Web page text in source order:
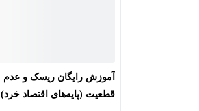
آموزش رایگان ریسک و عدم
قطعیت (پایه‌های اقتصاد خرد)